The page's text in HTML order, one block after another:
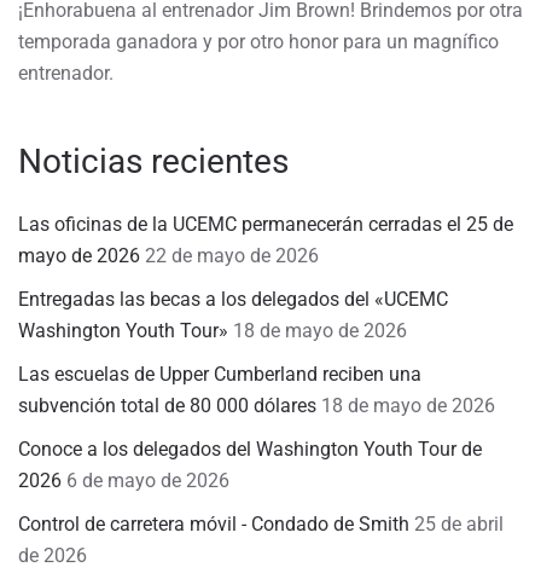
¡Enhorabuena al entrenador Jim Brown! Brindemos por otra
temporada ganadora y por otro honor para un magnífico
entrenador.
Noticias recientes
Las oficinas de la UCEMC permanecerán cerradas el 25 de
mayo de 2026 22 de mayo de 2026
Entregadas las becas a los delegados del «UCEMC
Washington Youth Tour» 18 de mayo de 2026
Las escuelas de Upper Cumberland reciben una
subvención total de 80 000 dólares 18 de mayo de 2026
Conoce a los delegados del Washington Youth Tour de
2026 6 de mayo de 2026
Control de carretera móvil - Condado de Smith 25 de abril
de 2026